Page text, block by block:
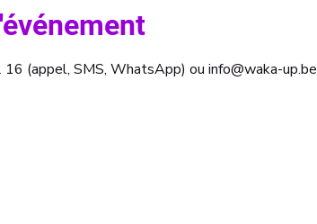
(appel, SMS, WhatsApp) ou info@waka-up.be